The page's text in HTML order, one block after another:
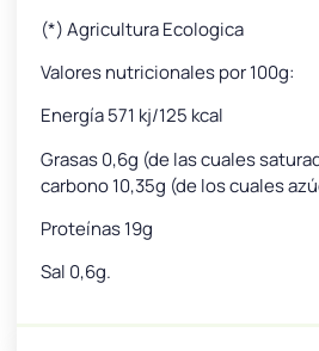
(*) Agricultura Ecologica
Valores nutricionales por 100g:
Energía 571 kj/125 kcal
Grasas 0,6g (de las cuales
carbono 10,35g (de los cuales
Proteínas 19g
Sal 0,6g.